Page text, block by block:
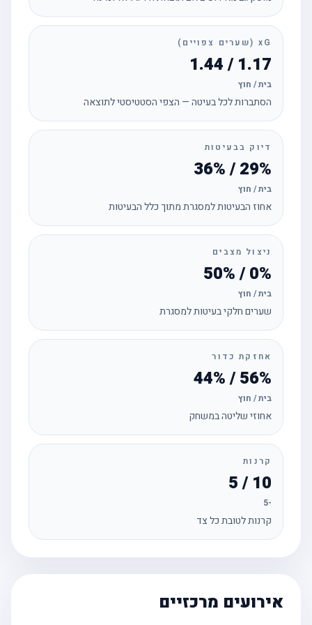
xG (שערים צפויים)
1.17 / 1.44
בית / חוץ
הסתברות לכל בעיטה — הצפי הסטטיסטי לתוצאה
דיוק בבעיטות
29% / 36%
בית / חוץ
אחוז הבעיטות למסגרת מתוך כלל הבעיטות
ניצול מצבים
0% / 50%
בית / חוץ
שערים חלקי בעיטות למסגרת
אחזקת כדור
56% / 44%
בית / חוץ
אחוזי שליטה במשחק
קרנות
10 / 5
קרנות לטובת כל צד
אירועים מרכזיים